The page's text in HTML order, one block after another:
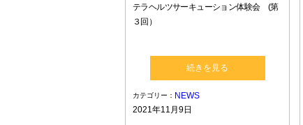
テラヘルツサーキューション体験会 (第
３回）
続きを見る
カテゴリー： NEWS
2021年11月9日